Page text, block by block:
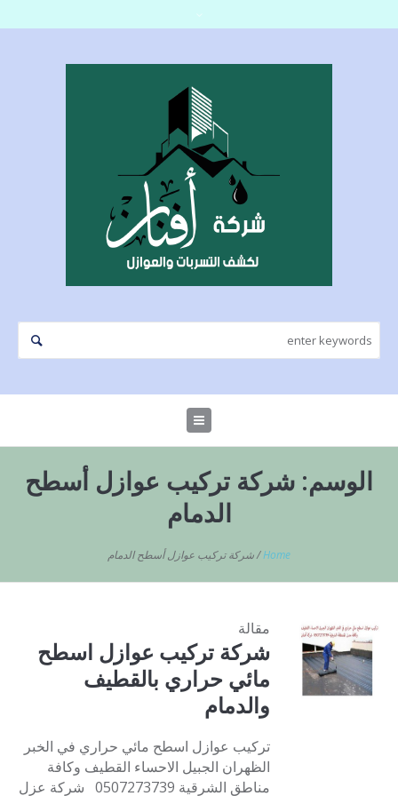
الوسم: شركة تركيب عوازل أسطح
الدمام
Home
/شركة تركيب عوازل أسطح الدمام
مقالة
شركة تركيب عوازل اسطح
مائي حراري بالقطيف
والدمام
تركيب عوازل اسطح مائي حراري في الخبر
الظهران الجبيل الاحساء القطيف وكافة
مناطق الشرقية 0507273739 شركة عزل